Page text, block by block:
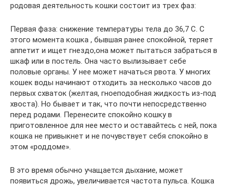
родовая деятельность кошки состоит из трех фаз:
Первая фаза: снижение температуры тела до 36,7 С. С
этого момента кошка , бывшая ранее спокойной, теряет
аппетит и ищет гнездо,она может пытаться забраться в
шкаф или в постель. Она часто вылизывает себе
половые органы. У нее может начаться рвота. У многих
кошек воды начинают отходить за несколько часов до
первых схваток (желтая, гноеподобная жидкость из-под
хвоста). Но бывает и так, что почти непосредственно
перед родами. Перенесите спокойно кошку в
приготовленное для нее место и оставайтесь с ней, пока
кошка не привыкнет и не почувствует себя спокойно в
этом «роддоме».
В это время обычно учащается дыхание, может
появиться дрожь, увеличивается частота пульса. Кошка